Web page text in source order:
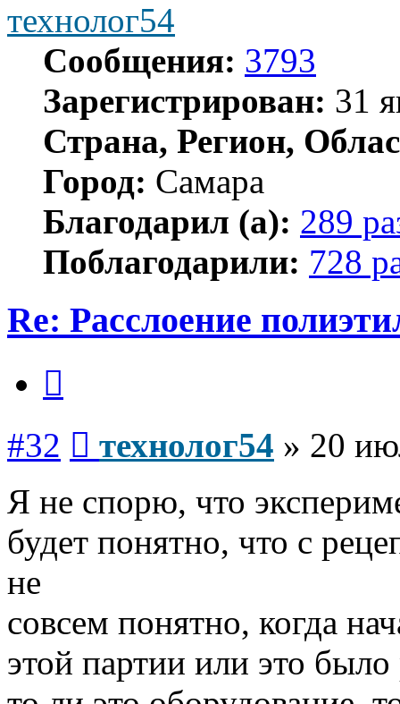
технолог54
Сообщения: 3793
Зарегистрирован: 31
Страна, Регион,
Город: Самара
Благодарил (а): 289
Поблагодарили: 728
Re: Расслоение
#32 технолог54 » 20
Я не спорю, что
будет понятно, что с
не
совсем понятно, когда
этой партии или это было